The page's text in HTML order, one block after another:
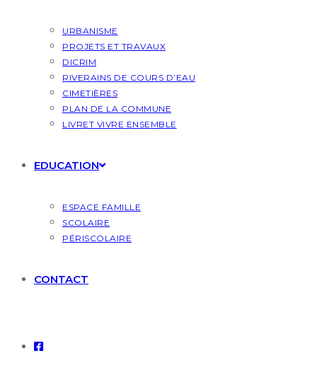
URBANISME
PROJETS ET TRAVAUX
DICRIM
RIVERAINS DE COURS D’EAU
CIMETIÈRES
PLAN DE LA COMMUNE
LIVRET VIVRE ENSEMBLE
EDUCATION
ESPACE FAMILLE
SCOLAIRE
PÉRISCOLAIRE
CONTACT